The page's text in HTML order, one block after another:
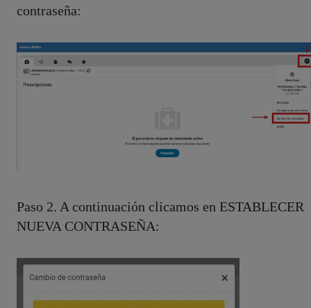
contraseña:
Paso 2. A continuación clicamos en ESTABLECER
NUEVA CONTRASEÑA: